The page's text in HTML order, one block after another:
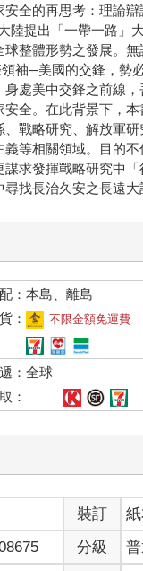
全的再思考：理論辯
陸提出「一帶一路」
整體形勢之發展。
袖─美國的交鋒，勢
身處美中交鋒之前線
安全。在此背景下，
戰略研究、解放軍
等相關領域。目的
求發揮戰略研究中
找長治久安之長遠大
：本島、離島
：
不限金額免運費
：全球
：
裝訂
分級